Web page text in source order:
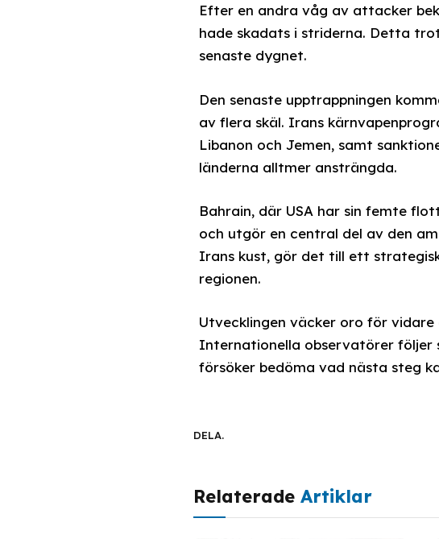
Efter en andra våg av attacker
hade skadats i striderna. Detta
senaste dygnet.
Den senaste upptrappningen
av flera skäl. Irans
Libanon och Jemen, samt
länderna alltmer ansträngda.
Bahrain, där USA har sin femte
och utgör en central del av den
Irans kust, gör det till ett
regionen.
Utvecklingen väcker oro för
Internationella observatörer följer
försöker bedöma vad nästa steg
DELA.
Relaterade Artiklar